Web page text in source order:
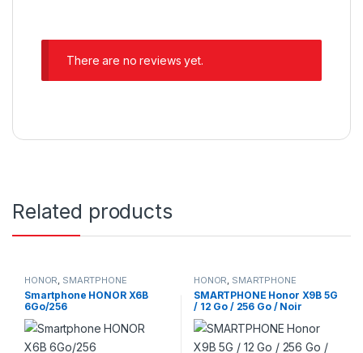
There are no reviews yet.
Related products
HONOR, SMARTPHONE
Smartphone HONOR X6B
6Go/256
HONOR, SMARTPHONE
SMARTPHONE Honor X9B 5G
/ 12 Go / 256 Go / Noir